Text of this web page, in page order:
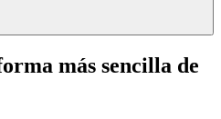
más sencilla de